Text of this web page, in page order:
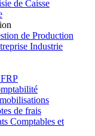
de Caisse
de Production
Industrie
de frais
Comptables et